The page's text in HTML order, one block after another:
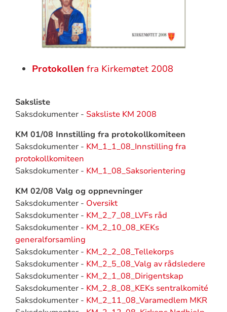
Protokollen fra Kirkemøtet 2008
Saksliste
Saksdokumenter - Saksliste KM 2008
KM 01/08 Innstilling fra protokollkomiteen
Saksdokumenter - KM_1_1_08_Innstilling fra
protokollkomiteen
Saksdokumenter - KM_1_08_Saksorientering
KM 02/08 Valg og oppnevninger
Saksdokumenter - Oversikt
Saksdokumenter - KM_2_7_08_LVFs råd
Saksdokumenter - KM_2_10_08_KEKs
generalforsamling
Saksdokumenter - KM_2_2_08_Tellekorps
Saksdokumenter - KM_2_5_08_Valg av rådsledere
Saksdokumenter - KM_2_1_08_Dirigentskap
Saksdokumenter - KM_2_8_08_KEKs sentralkomité
Saksdokumenter - KM_2_11_08_Varamedlem MKR